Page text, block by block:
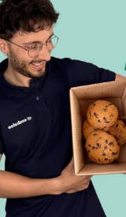
de madera requiere
para el
para evitar la
velocidad y
posea un
número de